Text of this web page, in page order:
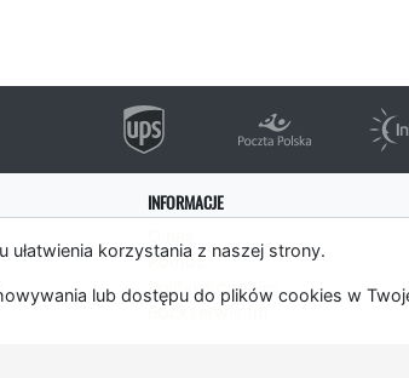
korzystania z naszej strony.
lub dostępu do plików cookies w
INFORMACJE
Pomoc
Polityka cookies
Rockserwis.fm